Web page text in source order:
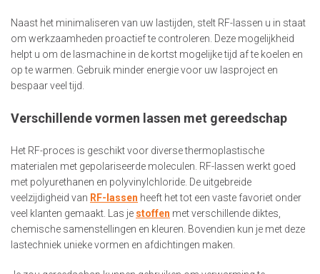
Naast het minimaliseren van uw lastijden, stelt RF-lassen u in staat
om werkzaamheden proactief te controleren. Deze mogelijkheid
helpt u om de lasmachine in de kortst mogelijke tijd af te koelen en
op te warmen. Gebruik minder energie voor uw lasproject en
bespaar veel tijd.
Verschillende vormen lassen met gereedschap
Het RF-proces is geschikt voor diverse thermoplastische
materialen met gepolariseerde moleculen. RF-lassen werkt goed
met polyurethanen en polyvinylchloride. De uitgebreide
veelzijdigheid van RF-lassen heeft het tot een vaste favoriet onder
veel klanten gemaakt. Las je stoffen met verschillende diktes,
chemische samenstellingen en kleuren. Bovendien kun je met deze
lastechniek unieke vormen en afdichtingen maken.